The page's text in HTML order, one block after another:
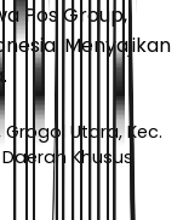
Pos Group,
Menyajikan
Grogol Utara, Kec.
Khusus